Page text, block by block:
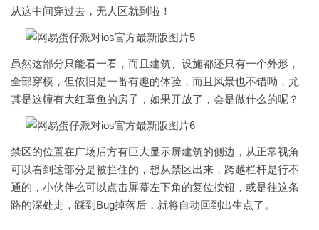
从这中间穿过去，无人区就到啦！
虽然这部分只能看一看，而且建筑、设施都还只有一个外形，
全部穿模，但依旧是一番有趣的体验，而且风景也不错呦，尤
其是这幢有大红章鱼的房子，如果开放了，会是做什么的呢？
禁区的位置在广场后方有巨大显示屏建筑的侧边，从正常视角
可以看到这部分是被拦住的，想从禁区出来，跨越栏杆是行不
通的，小伙伴么可以点击屏幕左下角的复位按钮，或是往这条
路的深处走，踩到Bug掉落后，就将自动回到出生点了。